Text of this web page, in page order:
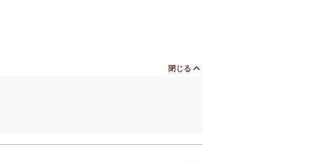
閉じる